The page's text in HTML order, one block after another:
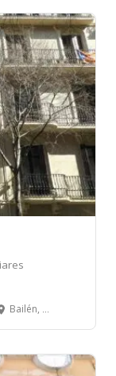
Bailén, 130 - BARCELONA